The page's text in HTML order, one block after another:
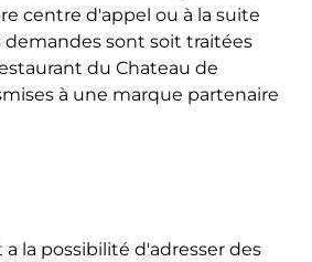
centre d'appel ou à la suite
demandes sont soit traitées
du Chateau de
à une marque partenaire
la possibilité d'adresser des